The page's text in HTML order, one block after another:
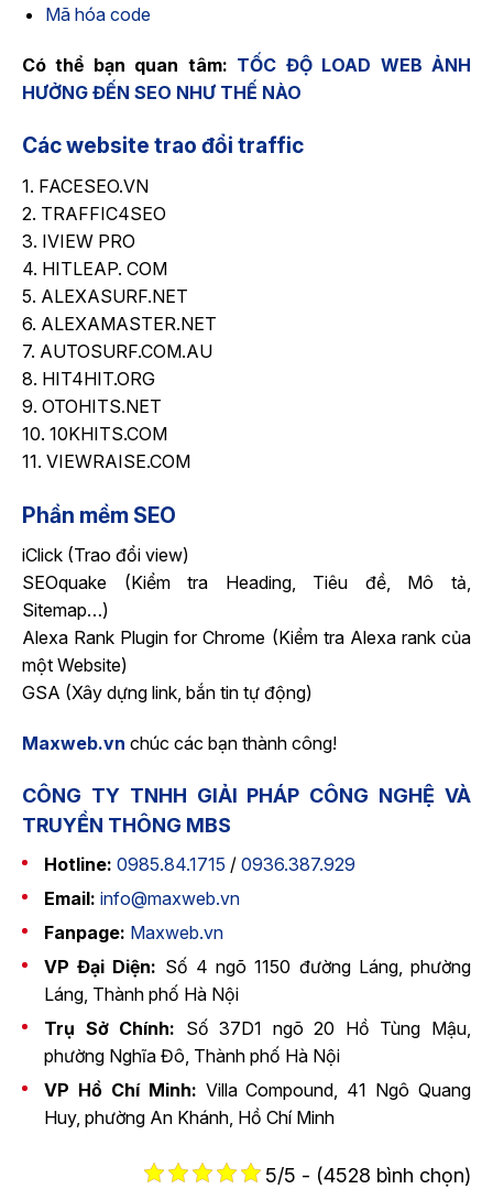
Mã hóa code
Có thể bạn quan tâm: TỐC ĐỘ LOAD WEB ẢNH
HƯỞNG ĐẾN SEO NHƯ THẾ NÀO
Các website trao đổi traffic
1. FACESEO.VN
2. TRAFFIC4SEO
3. IVIEW PRO
4. HITLEAP. COM
5. ALEXASURF.NET
6. ALEXAMASTER.NET
7. AUTOSURF.COM.AU
8. HIT4HIT.ORG
9. OTOHITS.NET
10. 10KHITS.COM
11. VIEWRAISE.COM
Phần mềm SEO
iClick (Trao đổi view)
SEOquake (Kiểm tra Heading, Tiêu đề, Mô tả,
Sitemap…)
Alexa Rank Plugin for Chrome (Kiểm tra Alexa rank của
một Website)
GSA (Xây dựng link, bắn tin tự động)
Maxweb.vn chúc các bạn thành công!
CÔNG TY TNHH GIẢI PHÁP CÔNG NGHỆ VÀ
TRUYỀN THÔNG MBS
Hotline: 0985.84.1715 / 0936.387.929
Email: info@maxweb.vn
Fanpage: Maxweb.vn
VP Đại Diện: Số 4 ngõ 1150 đường Láng, phường
Láng, Thành phố Hà Nội
Trụ Sở Chính: Số 37D1 ngõ 20 Hồ Tùng Mậu,
phường Nghĩa Đô, Thành phố Hà Nội
VP Hồ Chí Minh: Villa Compound, 41 Ngô Quang
Huy, phường An Khánh, Hồ Chí Minh
5/5 - (4528 bình chọn)